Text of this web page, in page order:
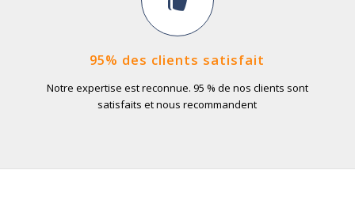
95% des clients satisfait
Notre expertise est reconnue. 95 % de nos clients sont
satisfaits et nous recommandent